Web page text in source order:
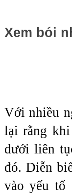
Xem bói
Với nhiều
lại rằng
dưới liên
đó. Diễn
vào yếu tố